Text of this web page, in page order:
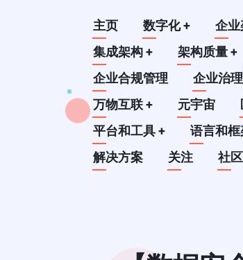
Main
navigation
主页 数字化+ 企
集成架构+ 架构质量+
企业合规管理
企业治
万物互联+ 元宇宙
平台和工具+ 语言和
解决方案
关注 社区